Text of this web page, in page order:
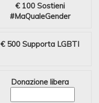
€ 100 Sostieni
#MaQualeGender
€ 500 Supporta LGBTI
Donazione libera